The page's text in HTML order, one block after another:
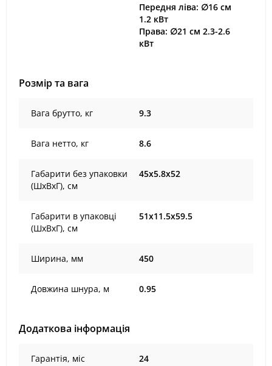
Передня ліва: ∅16 см
1.2 кВт
Права: ∅21 см 2.3-2.6
кВт
Розмір та вага
Вага брутто, кг 9.3
Вага нетто, кг 8.6
Габарити без упаковки
(ШxВxГ), cм
45х5.8х52
Габарити в упаковці
(ШxВxГ), cм
51х11.5х59.5
Ширина, мм 450
Довжина шнура, м 0.95
Додаткова інформація
Гарантія, міс 24